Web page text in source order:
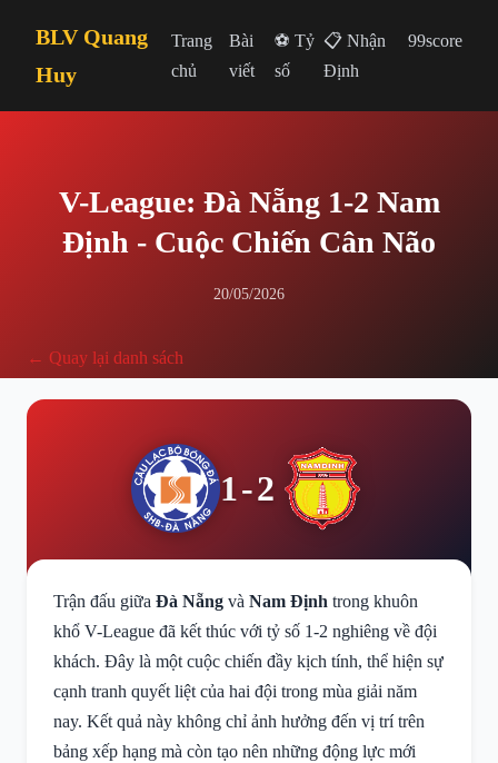
BLV Quang
Huy
Trang
chủ
Bài
viết
⚽ Tỷ
số
📋 Nhận
Định
99score
V-League: Đà Nẵng 1-2 Nam
Định - Cuộc Chiến Cân Não
20/05/2026
← Quay lại danh sách
1-2
Trận đấu giữa Đà Nẵng và Nam Định trong khuôn
khổ V-League đã kết thúc với tỷ số 1-2 nghiêng về đội
khách. Đây là một cuộc chiến đầy kịch tính, thể hiện sự
cạnh tranh quyết liệt của hai đội trong mùa giải năm
nay. Kết quả này không chỉ ảnh hưởng đến vị trí trên
bảng xếp hạng mà còn tạo nên những động lực mới